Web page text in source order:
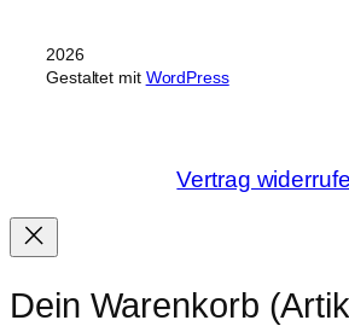
2026
Gestaltet mit WordPress
Vertrag
Dein Warenkorb